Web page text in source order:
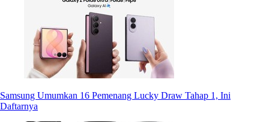
Samsung Umumkan 16 Pemenang Lucky Draw Tahap 1, Ini
Daftarnya